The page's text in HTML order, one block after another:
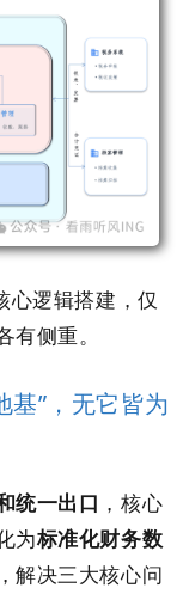
心逻辑搭建，仅
侧重。
基”，无它皆为
统一出口 ，核心
为标准化财务数
解决三大核心问